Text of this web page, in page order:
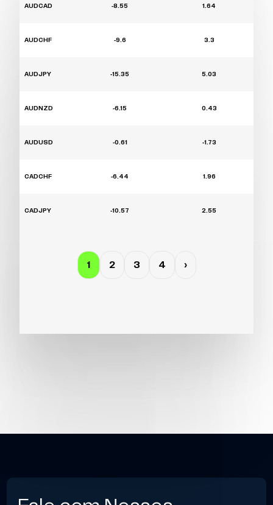
AUDCAD -8.55 1.64
AUDCHF -9.6 3.3
AUDJPY -15.35 5.03
AUDNZD -6.15 0.43
AUDUSD -0.61 -1.73
CADCHF -6.44 1.96
CADJPY -10.57 2.55
1 2 3 4 ›